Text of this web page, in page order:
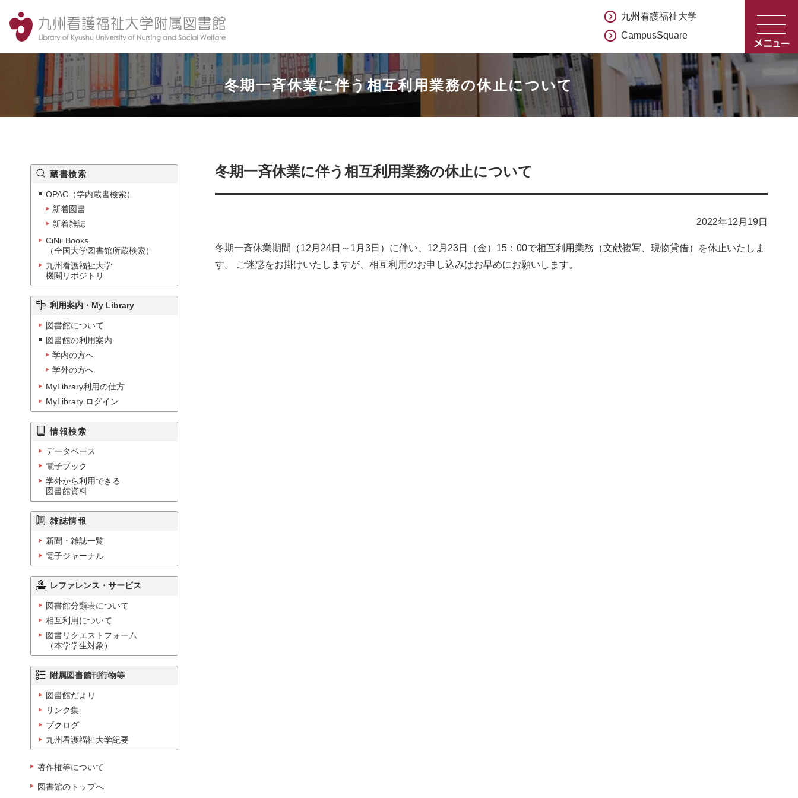
九州看護福祉大学
CampusSquare
冬期一斉休業に伴う相互利用業務の休止について
冬期一斉休業に伴う相互利用業務の休止について
2022年12月19日
冬期一斉休業期間（12 月 24日～1月3日）に伴い、 12 月 23日（金） 15： 00で相互利用業務（文献複写、現物貸借）を休止いたしま
す。 ご迷惑をお掛けいたしますが、相互利用のお申し込みはお早めにお願いします。
蔵書検索
OPAC（学内蔵書検索）
新着図書
新着雑誌
CiNii Books
（全国大学図書館所蔵検索）
九州看護福祉大学
機関リポジトリ
利用案内・My Library
図書館について
図書館の利用案内
学内の方へ
学外の方へ
MyLibrary利用の仕方
MyLibrary ログイン
情報検索
データベース
電子ブック
学外から利用できる
図書館資料
雑誌情報
新聞・雑誌一覧
電子ジャーナル
レファレンス・サービス
図書館分類表について
相互利用について
図書リクエストフォーム
（本学学生対象）
附属図書館刊行物等
図書館だより
リンク集
ブクログ
九州看護福祉大学紀要
著作権等について
図書館のトップへ